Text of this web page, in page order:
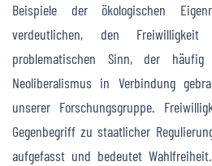
Beispiele der ökologischen
verdeutlichen, den
problematischen Sinn, der
Neoliberalismus in Verbindung
unserer Forschungsgruppe.
Gegenbegriff zu staatlicher
aufgefasst und bedeutet